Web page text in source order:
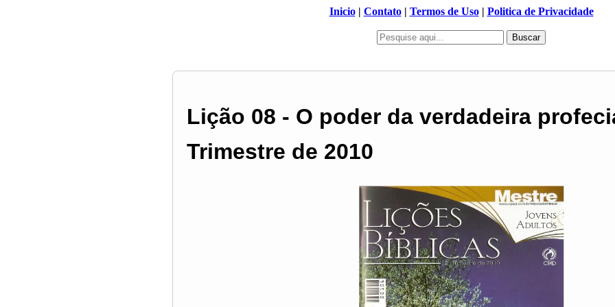
Inicio| Contato| Termos de Uso| Politica de Privacidade
Buscar
Lição 08 - O poder da verdadeira
Trimestre de 2010